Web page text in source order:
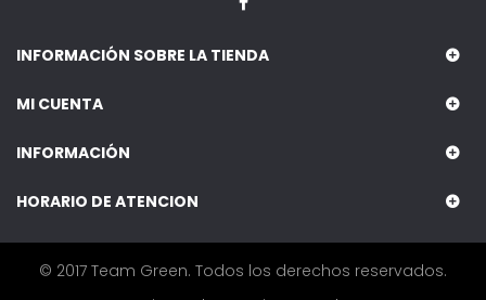
INFORMACIÓN SOBRE LA TIENDA
MI CUENTA
INFORMACIÓN
HORARIO DE ATENCION
© 2017 Team Green. Todos los derechos reservados.